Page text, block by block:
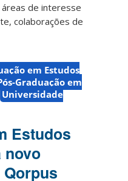
de interesse
colaborações de
em Estudos
Graduação em
Universidade
Estudos
novo